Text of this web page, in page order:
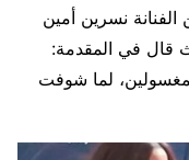
نسرين أمين
قال في المقدمة:
لما شوفت